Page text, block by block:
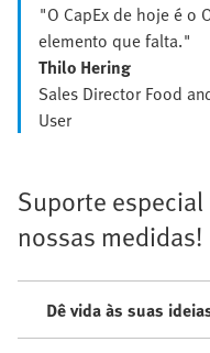
"O CapEx de hoje é o
elemento que falta."
Thilo Hering
Sales Director Food
User
Suporte
nossas medidas!
Dê vida às suas